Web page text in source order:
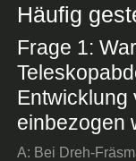
Häufig
Frage 1:
Entwicklung
einbezogen
A: Bei Dreh-